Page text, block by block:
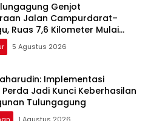
Genjot
Jalan Campurdarat–
Ruas 7,6 Kilometer Mulai
5 Agustus 2026
Implementasi
Perda Jadi Kunci Keberhasilan
Tulungagung